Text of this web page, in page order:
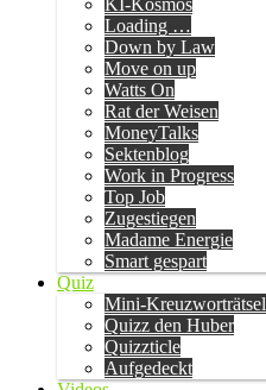
KI-Kosmos
Loading …
Down by Law
Move on up
Watts On
Rat der Weisen
MoneyTalks
Sektenblog
Work in Progress
Top Job
Zugestiegen
Madame Energie
Smart gespart
Quiz
Mini-Kreuzworträtsel
Quizz den Huber
Quizzticle
Aufgedeckt